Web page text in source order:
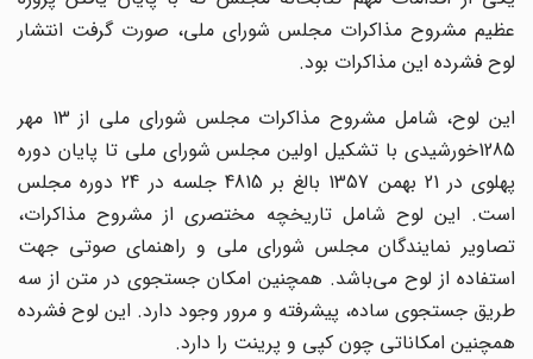
عظیم مشروح مذاکرات مجلس شورای ملی، صورت گرفت انتشار
لوح فشرده این مذاکرات بود.
این لوح، شامل مشروح مذاکرات مجلس شورای ملی از 13 مهر
1285خورشیدی با تشکیل اولین مجلس شورای ملی تا پایان دوره
پهلوی در 21 بهمن 1357 بالغ بر 4815 جلسه در 24 دوره مجلس
است. این لوح شامل تاریخچه مختصری از مشروح مذاکرات،
تصاویر نمایندگان مجلس شورای ملی و راهنمای صوتی جهت
استفاده از لوح می‌باشد. همچنین امکان جستجوی در متن از سه
طریق جستجوی ساده، پیشرفته و مرور وجود دارد. این لوح فشرده
همچنین امکاناتی چون کپی و پرینت را دارد.